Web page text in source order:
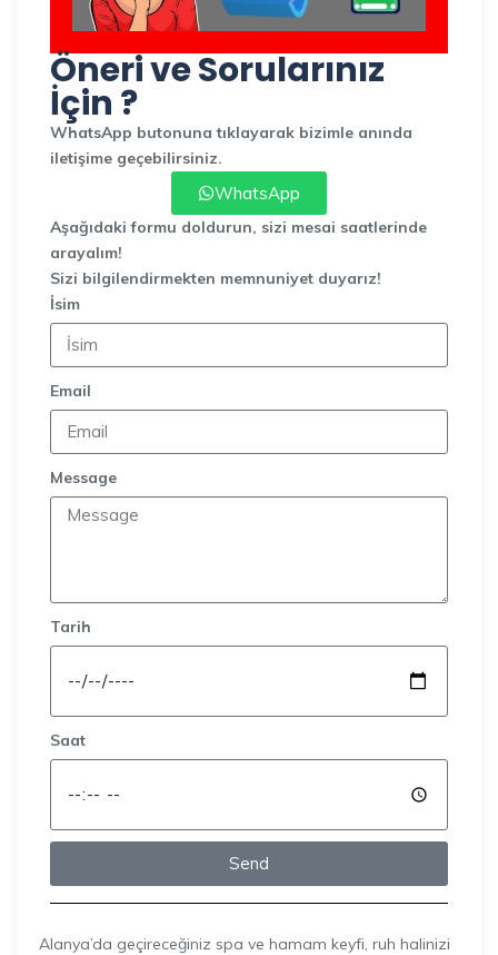
Öneri ve Sorularınız
İçin ?
WhatsApp butonuna tıklayarak bizimle anında
iletişime geçebilirsiniz.
WhatsApp
Aşağıdaki formu doldurun, sizi mesai saatlerinde
arayalım!
Sizi bilgilendirmekten memnuniyet duyarız!
İsim
Email
Message
Tarih
Saat
Send
Alanya’da geçireceğiniz spa ve hamam keyfi, ruh halinizi